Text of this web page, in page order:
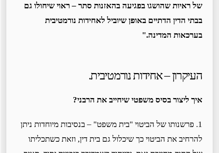
של ראיות שהושגו בפגיעה בהאזנות סתר – ראוי שיחולו גם
בבתי הדין הדתיים באופן שיוביל לאחידות נורמטיבית
בערכאות המדינה."
העיקרון – אחידות נורמטיבית.
איך ליצור בסיס משפטי שיחייב את הרבני?
1. פרשנותו של הביטוי "בית משפט" – בנסיבות מיוחדות ניתן
להרחיב את הביטוי כך שיכלול גם בית דין, וזאת כשתכליתו